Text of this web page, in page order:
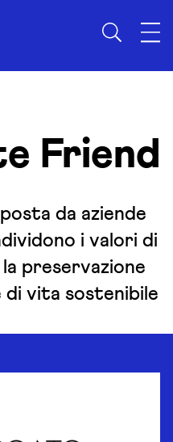
Friend
da aziende
i valori di
preservazione
di vita sostenibile